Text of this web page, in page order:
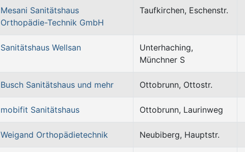
Mesani Sanitätshaus
Orthopädie-Technik GmbH
Taufkirchen, Eschenstr.
Sanitätshaus Wellsan
Unterhaching,
Münchner S
Busch Sanitätshaus und mehr Ottobrunn, Ottostr.
mobifit Sanitätshaus Ottobrunn, Laurinweg
Weigand Orthopädietechnik Neubiberg, Hauptstr.